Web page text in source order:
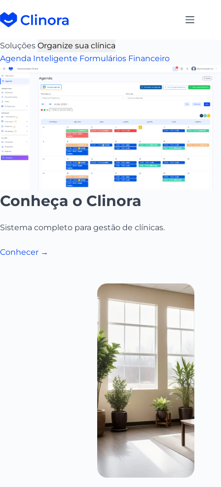
Soluções Organize sua clínica
Agenda Inteligente Formulários Financeiro
Conheça o Clinora
Sistema completo para gestão de clínicas.
Conhecer →